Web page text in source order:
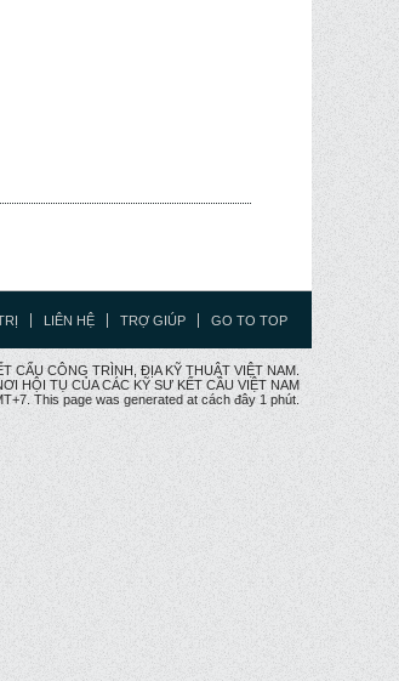
LIÊN HỆ TRỢ GIÚP GO TO TOP
CẤU CÔNG TRÌNH, ĐỊA KỸ THUẬT VIỆT NAM.
HỘI TỤ CỦA CÁC KỸ SƯ KẾT CÂU VIỆT NAM
This page was generated at cách đây 1 phút.